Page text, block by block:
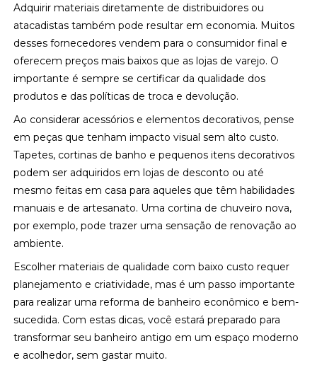
Adquirir materiais diretamente de distribuidores ou
atacadistas também pode resultar em economia. Muitos
desses fornecedores vendem para o consumidor final e
oferecem preços mais baixos que as lojas de varejo. O
importante é sempre se certificar da qualidade dos
produtos e das políticas de troca e devolução.
Ao considerar acessórios e elementos decorativos, pense
em peças que tenham impacto visual sem alto custo.
Tapetes, cortinas de banho e pequenos itens decorativos
podem ser adquiridos em lojas de desconto ou até
mesmo feitas em casa para aqueles que têm habilidades
manuais e de artesanato. Uma cortina de chuveiro nova,
por exemplo, pode trazer uma sensação de renovação ao
ambiente.
Escolher materiais de qualidade com baixo custo requer
planejamento e criatividade, mas é um passo importante
para realizar uma reforma de banheiro econômico e bem-
sucedida. Com estas dicas, você estará preparado para
transformar seu banheiro antigo em um espaço moderno
e acolhedor, sem gastar muito.